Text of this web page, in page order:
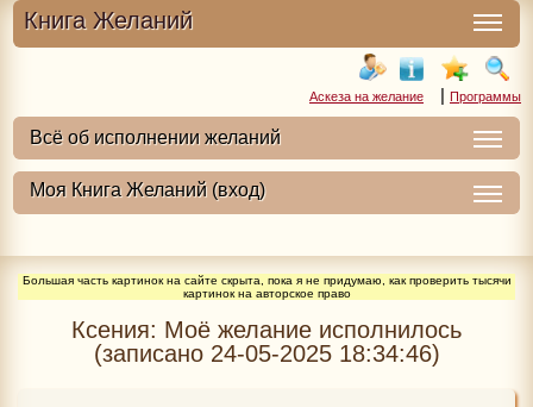
Книга Желаний
Аскеза на желание | Программы
Большая часть картинок на сайте скрыта, пока я не придумаю, как проверить тысячи
картинок на авторское право
Ксения: Моё желание исполнилось
(записано 24-05-2025 18:34:46)